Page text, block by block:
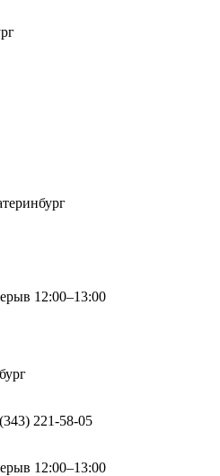
12:00–13:00
221-58-05
12:00–13:00